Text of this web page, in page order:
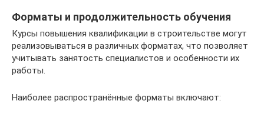
Форматы и продолжительность обучения
Курсы повышения квалификации в строительстве могут
реализовываться в различных форматах, что позволяет
учитывать занятость специалистов и особенности их
работы.
Наиболее распространённые форматы включают: